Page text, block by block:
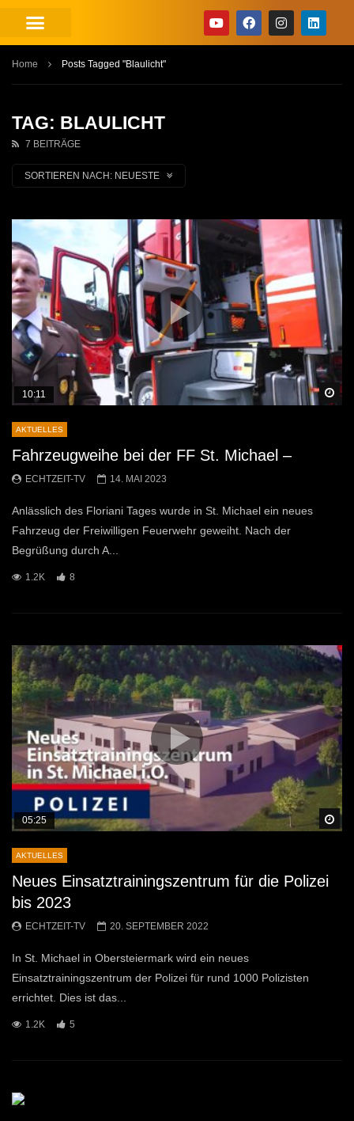
Home Posts Tagged "Blaulicht"
TAG: BLAULICHT
7 BEITRÄGE
SORTIEREN NACH: NEUESTE
10:11
AKTUELLES
Fahrzeugweihe bei der FF St. Michael –
ECHTZEIT-TV 14. MAI 2023
Anlässlich des Floriani Tages wurde in St. Michael ein neues
Fahrzeug der Freiwilligen Feuerwehr geweiht. Nach der
Begrüßung durch A...
1.2K 8
05:25
AKTUELLES
Neues Einsatztrainingszentrum für die Polizei
bis 2023
ECHTZEIT-TV 20. SEPTEMBER 2022
In St. Michael in Obersteiermark wird ein neues
Einsatztrainingszentrum der Polizei für rund 1000 Polizisten
errichtet. Dies ist das...
1.2K 5